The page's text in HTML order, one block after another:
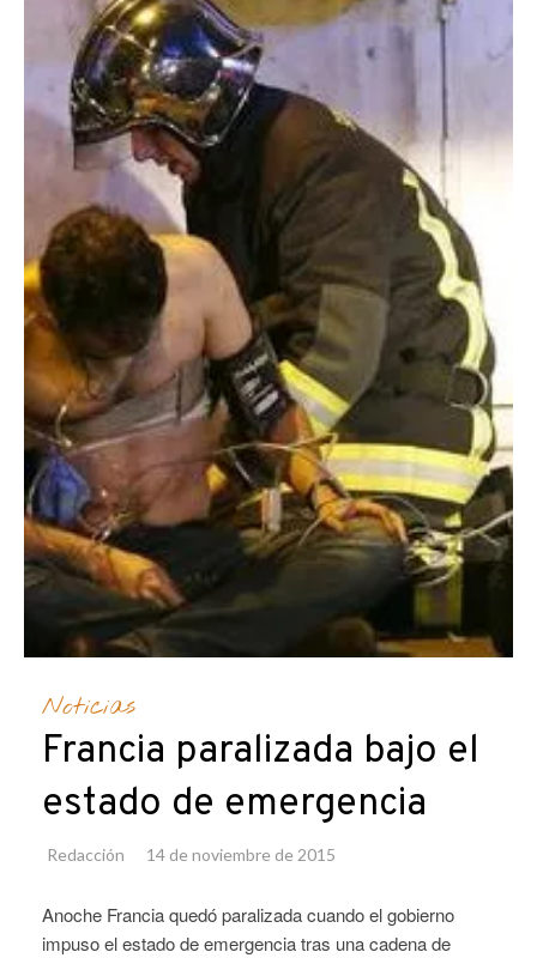
Noticias
Francia paralizada bajo el
estado de emergencia
Redacción 14 de noviembre de 2015
Anoche Francia quedó paralizada cuando el gobierno
impuso el estado de emergencia tras una cadena de